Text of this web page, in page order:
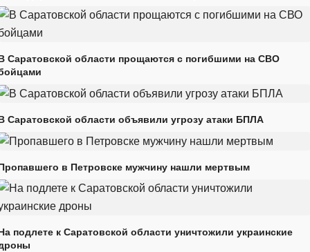
Саратовской области прощаются с погибшими на СВО
Саратовской области объявили угрозу атаки БПЛА
в Петровске мужчину нашли мертвым
подлете к Саратовской области уничтожили украинские